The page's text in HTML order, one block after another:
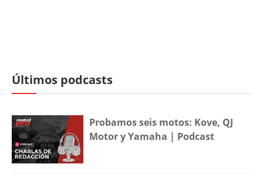
Últimos podcasts
Probamos seis motos: Kove, QJ
Motor y Yamaha | Podcast